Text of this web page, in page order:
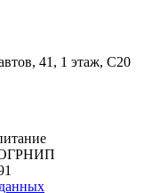
41, 1 этаж, С20
ОГРНИП